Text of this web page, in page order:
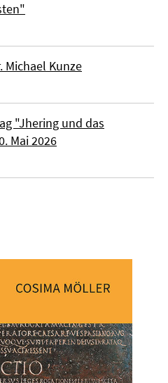
Michael Kunze
"Jhering und das
Mai 2026